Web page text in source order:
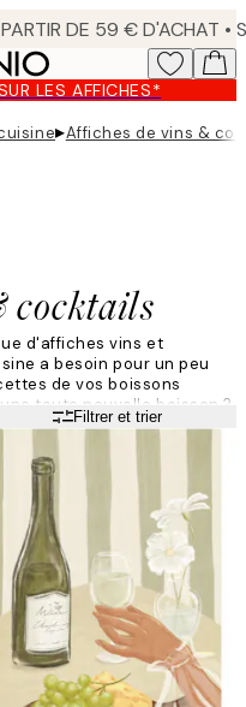
LES AFFICHES*
▸Affiches de vins &
cocktails
d'affiches vins et
a besoin pour un peu
de vos boissons
toute nouvelle boisson ?
jamais surtout si
Filtrer et trier